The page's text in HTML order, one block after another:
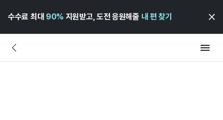
수수료 최대 90% 지원받고, 도전 응원해줄 내 편 찾기